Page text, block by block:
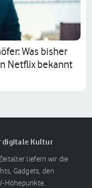
Was bisher
Netflix bekannt
digitale Kultur
liefern wir die
Gadgets, den
Höhepunkte.